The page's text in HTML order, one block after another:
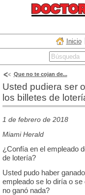
Inicio
Que no te cojan de...
Usted pudiera ser
los billetes de
1 de febrero de 2018
Miami Herald
¿Confía en el empleado
de lotería?
Usted pudo haber
empleado se lo diría o
no ganó nada?